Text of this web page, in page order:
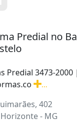
Predial no
Predial 3473-2000
402
- MG